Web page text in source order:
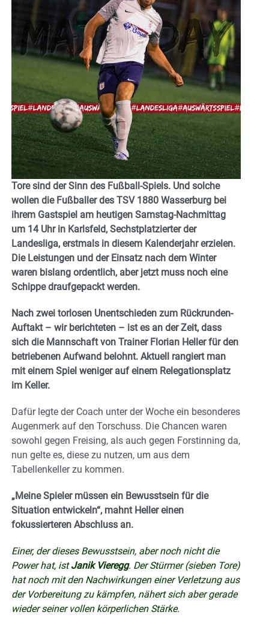
Tore sind der Sinn des Fußball-Spiels. Und solche
wollen die Fußballer des TSV 1880 Wasserburg bei
ihrem Gastspiel am heutigen Samstag-Nachmittag
um 14 Uhr in Karlsfeld, Sechstplatzierter der
Landesliga, erstmals in diesem Kalenderjahr erzielen.
Die Leistungen und der Einsatz nach dem Winter
waren bislang ordentlich, aber jetzt muss noch eine
Schippe draufgepackt werden.
Nach zwei torlosen Unentschieden zum Rückrunden-
Auftakt – wir berichteten – ist es an der Zeit, dass
sich die Mannschaft von Trainer Florian Heller für den
betriebenen Aufwand belohnt. Aktuell rangiert man
mit einem Spiel weniger auf einem Relegationsplatz
im Keller.
Dafür legte der Coach unter der Woche ein besonderes
Augenmerk auf den Torschuss. Die Chancen waren
sowohl gegen Freising, als auch gegen Forstinning da,
nun gelte es, diese zu nutzen, um aus dem
Tabellenkeller zu kommen.
„Meine Spieler müssen ein Bewusstsein für die
Situation entwickeln“, mahnt Heller einen
fokussierteren Abschluss an.
Einer, der dieses Bewusstsein, aber noch nicht die
Power hat, istJanik Vieregg. Der Stürmer (sieben Tore)
hat noch mit den Nachwirkungen einer Verletzung aus
der Vorbereitung zu kämpfen, nähert sich aber gerade
wieder seiner vollen körperlichen Stärke.